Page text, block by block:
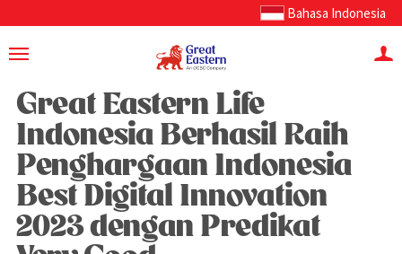
Bahasa Indonesia
Great Eastern Life
Indonesia Berhasil Raih
Penghargaan Indonesia
Best Digital Innovation
2023 dengan Predikat